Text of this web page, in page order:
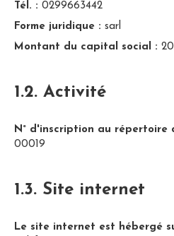
Tél. : 0299663442
Forme juridique : sarl
Montant du capital social :
1.2. Activité
N° d'inscription au répertoire
00019
1.3. Site internet
Le site internet est hébergé